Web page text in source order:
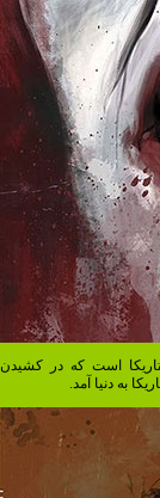
است که در کشیدن
به دنیا آمد.